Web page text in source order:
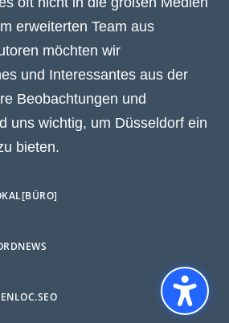
erweiterten Team aus
möchten wir
und Interessantes aus der
Beobachtungen und
uns wichtig, um Düsseldorf ein
bieten.